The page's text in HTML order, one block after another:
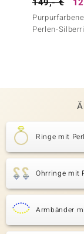
Perlen-
Ringe mit
Ohrringe mit
Armbänder